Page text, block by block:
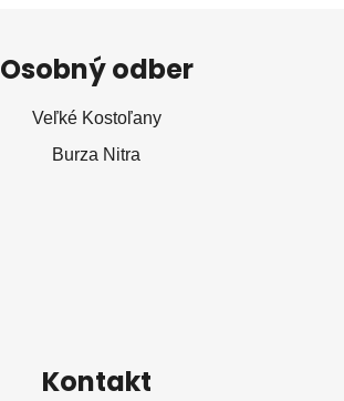
Osobný odber
Veľké Kostoľany
Burza Nitra
Kontakt